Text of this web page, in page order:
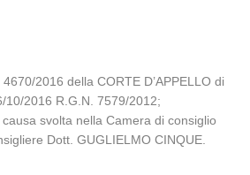
2016 della CORTE D’APPELLO di
10/2016 R.G.N. 7579/2012;
svolta nella Camera di consiglio
Dott. GUGLIELMO CINQUE.